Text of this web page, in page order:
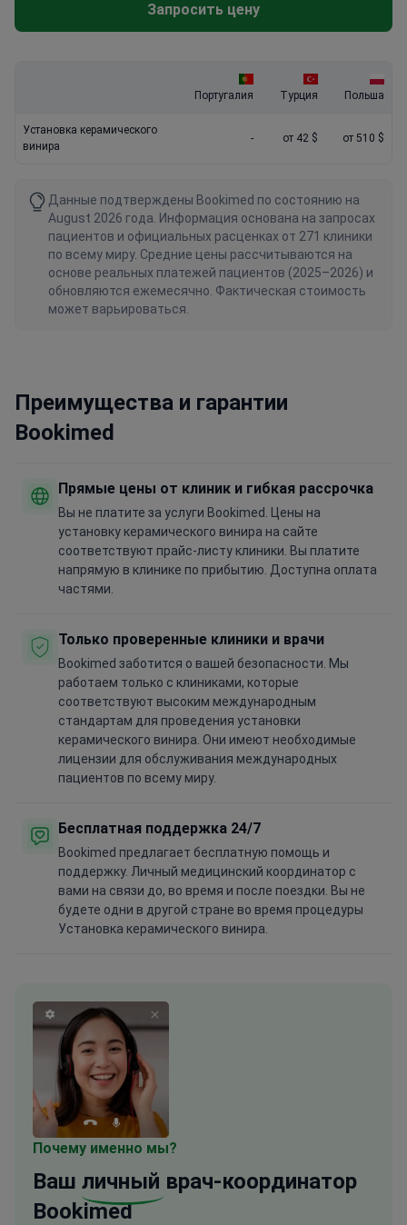
Запросить цену
Португалия Турция Польша
Установка керамического
винира
- от 42 $ от 510 $
Данные подтверждены Bookimed по состоянию на
August 2026 года. Информация основана на запросах
пациентов и официальных расценках от 271 клиники
по всему миру. Средние цены рассчитываются на
основе реальных платежей пациентов (2025–2026) и
обновляются ежемесячно. Фактическая стоимость
может варьироваться.
Преимущества и гарантии
Bookimed
Прямые цены от клиник и гибкая рассрочка
Вы не платите за услуги Bookimed. Цены на
установку керамического винира на сайте
соответствуют прайс-листу клиники. Вы платите
напрямую в клинике по прибытию. Доступна оплата
частями.
Только проверенные клиники и врачи
Bookimed заботится о вашей безопасности. Мы
работаем только с клиниками, которые
соответствуют высоким международным
стандартам для проведения установки
керамического винира. Они имеют необходимые
лицензии для обслуживания международных
пациентов по всему миру.
Бесплатная поддержка 24/7
Bookimed предлагает бесплатную помощь и
поддержку. Личный медицинский координатор с
вами на связи до, во время и после поездки. Вы не
будете одни в другой стране во время процедуры
Установка керамического винира.
Почему именно мы?
Ваш личный врач-координатор
Bookimed